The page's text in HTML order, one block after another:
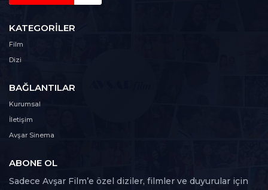
KATEGORILER
Film
Dizi
BAĞLANTILAR
Kurumsal
İletişim
Avşar Sinema
ABONE OL
Sadece Avşar Film’e özel diziler, filmler ve duyurular için